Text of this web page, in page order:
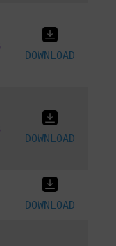
DOWNLOAD
DOWNLOAD
DOWNLOAD